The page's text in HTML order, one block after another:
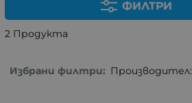
ФИЛТРИ
2 Продукта
Избрани филтри: Производител: